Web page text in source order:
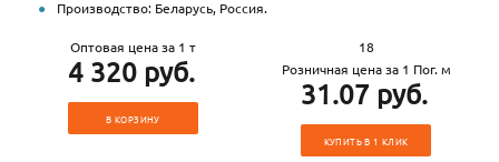
Производство: Беларусь, Россия.
Оптовая цена за 1 т
4 320 руб.
В КОРЗИНУ
18
Розничная цена за 1 Пог. м
31.07 руб.
КУПИТЬ В 1 КЛИК